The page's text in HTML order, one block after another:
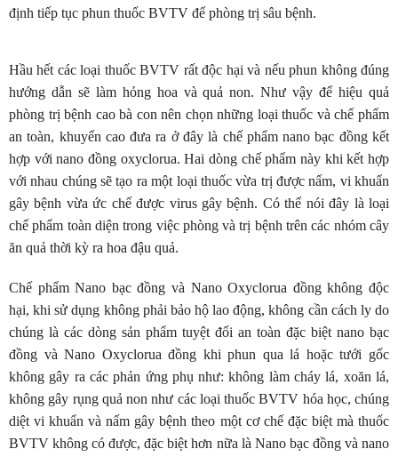
định tiếp tục phun thuốc BVTV để phòng trị sâu bệnh.
Hầu hết các loại thuốc BVTV rất độc hại và nếu phun không đúng
hướng dẫn sẽ làm hỏng hoa và quả non. Như vậy để hiệu quả
phòng trị bệnh cao bà con nên chọn những loại thuốc và chế phẩm
an toàn, khuyến cao đưa ra ở đây là chế phẩm nano bạc đồng kết
hợp với nano đồng oxyclorua. Hai dòng chế phẩm này khi kết hợp
với nhau chúng sẽ tạo ra một loại thuốc vừa trị được nấm, vi khuẩn
gây bệnh vừa ức chế được virus gây bệnh. Có thể nói đây là loại
chế phẩm toàn diện trong việc phòng và trị bệnh trên các nhóm cây
ăn quả thời kỳ ra hoa đậu quả.
Chế phẩm Nano bạc đồng và Nano Oxyclorua đồng không độc
hại, khi sử dụng không phải bảo hộ lao động, không cần cách ly do
chúng là các dòng sản phẩm tuyệt đối an toàn đặc biệt nano bạc
đồng và Nano Oxyclorua đồng khi phun qua lá hoặc tưới gốc
không gây ra các phản ứng phụ như: không làm cháy lá, xoăn lá,
không gây rụng quả non như các loại thuốc BVTV hóa học, chúng
diệt vi khuẩn và nấm gây bệnh theo một cơ chế đặc biệt mà thuốc
BVTV không có được, đặc biệt hơn nữa là Nano bạc đồng và nano